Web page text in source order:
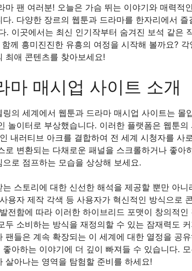
마 팬 여러분! 오늘은 가슴 뛰는 이야기와 매력적
. 다양한 장르의 웹툰과 드라마를 한자리에서
. 이곳에서는 최신 인기작부터 숨겨진 보석 같은
께 흥미진진한 유흥의 여정을 시작해 볼까요?
최애 콘텐츠를 찾아보세요!
마 매시업 사이트 소개
의 세계에서 웹툰과 드라마 매시업 사이트는 몰
놀이터로 부상했습니다. 이러한 플랫폼은 웹툰
내러티브 아크를 결합하여 전 세계 시청자를 사
로 변환되는 다채로운 패널을 스크롤하거나 좋아
로 점프하는 모습을 상상해 보세요.
스토리에 대한 신선한 해석을 제공할 뿐만 아
용자 제작 각색 등 사용자가 혁신적인 방식으로
전함에 따라 이러한 하이브리드 포맷이 창의적인
두 소비하는 방식을 재정의할 수 있는 잠재력도
팬들은 계속 확장되는 이 세계에 대한 열정을 공
아하는 이야기에 더 깊이 빠져들 수 있습니다.
살아나는 영역을 탐험할 준비를 하세요!